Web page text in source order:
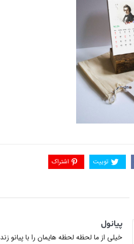
توییت اشتراک
پیانول
خیلی از ما لحظه لحظه هایمان را با پیانو